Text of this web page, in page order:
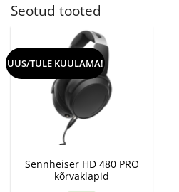
Seotud tooted
UUS/TULE KUULAMA!
Sennheiser HD 480 PRO
kõrvaklapid